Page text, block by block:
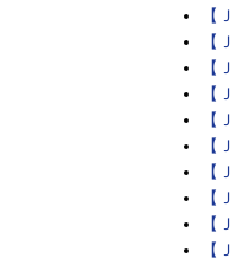
【
【
【
【
【
【
【
【
【
【